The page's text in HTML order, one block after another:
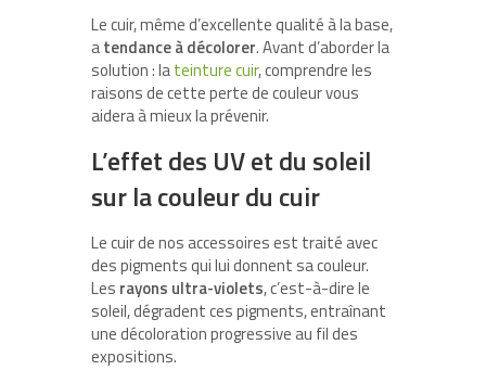
Le cuir, même d’excellente qualité à la base,
atendance à décolorer. Avant d’aborder la
solution : lateinture cuir, comprendre les
raisons de cette perte de couleur vous
aidera à mieux la prévenir.
L’effet des UV et du soleil
sur la couleur du cuir
Le cuir de nos accessoires est traité avec
des pigments qui lui donnent sa couleur.
Les rayons ultra-violets, c’est-à-dire le
soleil, dégradent ces pigments, entraînant
une décoloration progressive au fil des
expositions.